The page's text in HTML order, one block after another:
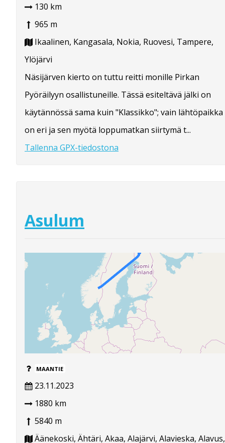
130 km
965 m
Ikaalinen, Kangasala, Nokia, Ruovesi, Tampere,
Ylöjärvi
Näsijärven kierto on tuttu reitti monille Pirkan
Pyöräilyyn osallistuneille. Tässä esiteltävä jälki on
käytännössä sama kuin "Klassikko"; vain lähtöpaikka
on eri ja sen myötä loppumatkan siirtymä t...
Tallenna GPX-tiedostona
Asulum
MAANTIE
23.11.2023
1880 km
5840 m
Äänekoski, Ähtäri, Akaa, Alajärvi, Alavieska, Alavus,